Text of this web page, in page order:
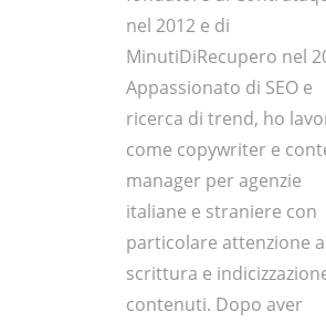
nel 2012 e di
MinutiDiRecupero nel
Appassionato di SEO e
ricerca di trend, ho
come copywriter e
manager per agenzie
italiane e straniere con
particolare attenzione
scrittura e
contenuti. Dopo aver